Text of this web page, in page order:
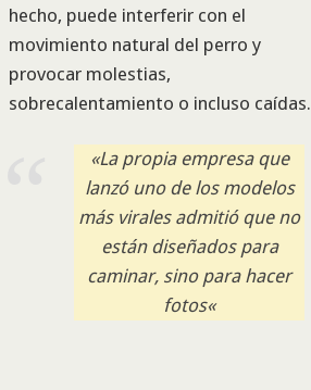
hecho, puede interferir con el
movimiento natural del perro y
provocar molestias,
sobrecalentamiento o incluso caídas.
«La propia empresa que
lanzó uno de los modelos
más virales admitió que no
están diseñados para
caminar, sino para hacer
fotos«